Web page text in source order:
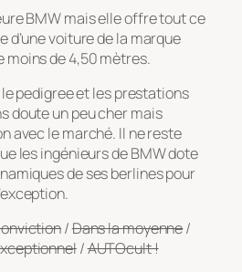
BMW mais elle offre tout ce
d’une voiture de la marque
moins de 4,50 mètres.
pedigree et les prestations
doute un peu cher mais
avec le marché. Il ne reste
les ingénieurs de BMW dote
de ses berlines pour
/Dans la moyenne/
/AUTOcult !